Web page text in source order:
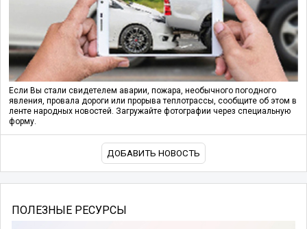
Если Вы стали свидетелем аварии, пожара, необычного погодного
явления, провала дороги или прорыва теплотрассы, сообщите об этом в
ленте народных новостей. Загружайте фотографии через специальную
форму.
ДОБАВИТЬ НОВОСТЬ
ПОЛЕЗНЫЕ РЕСУРСЫ